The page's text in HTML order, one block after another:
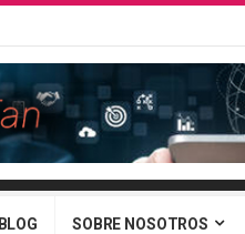
BLOG SOBRE NOSOTROS